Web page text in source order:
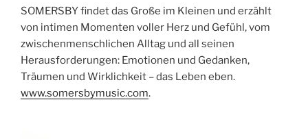
SOMERSBY findet das Große im Kleinen und erzählt
von intimen Momenten voller Herz und Gefühl, vom
zwischenmenschlichen Alltag und all seinen
Herausforderungen: Emotionen und Gedanken,
Träumen und Wirklichkeit – das Leben eben.
www.somersbymusic.com.